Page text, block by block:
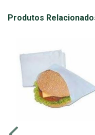
Produtos